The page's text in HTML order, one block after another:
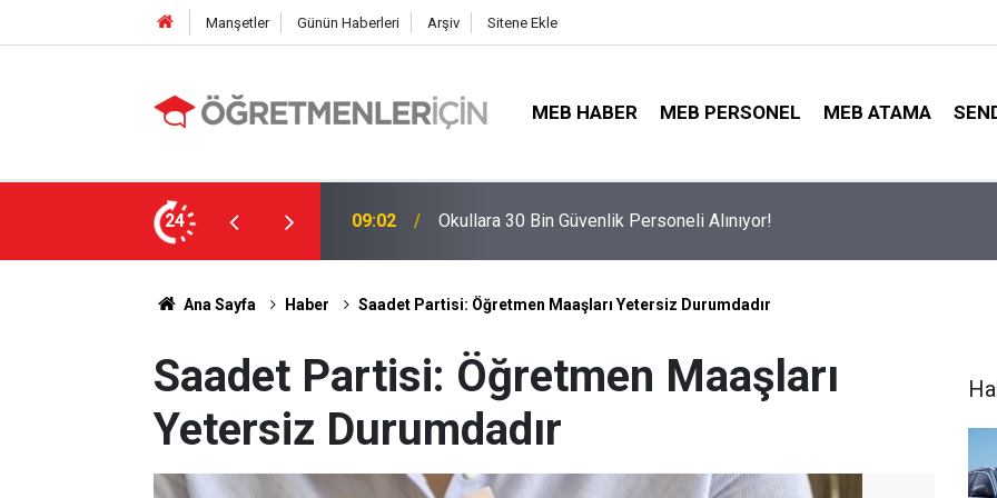
Manşetler Günün Haberleri Arşiv Sitene Ekle
MEB HABER MEB PERSONEL MEB ATAMA
24 19:01 MEBBİS Tercihleri Açıldı: Puan Farkı Tanımayan Öncelik Hangi Alanın
Ana Sayfa Haber Saadet Partisi: Öğretmen Maaşları Yetersiz Durumdadır
Saadet Partisi: Öğretmen Maaşları
Yetersiz Durumdadır